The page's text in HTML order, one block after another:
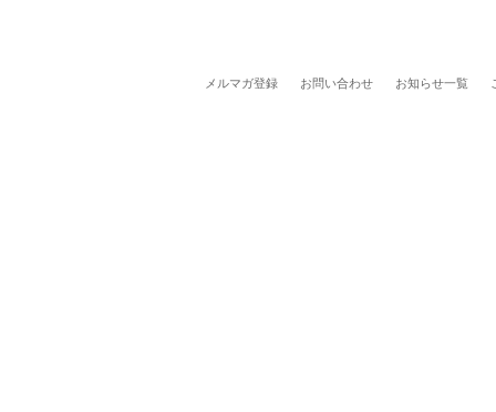
メルマガ登録 お問い合わせ お知らせ一覧